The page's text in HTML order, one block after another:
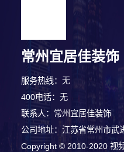
常州宜居佳装饰
服务热线：无
400电话：无
联系人：常州宜居佳装饰
公司地址：江苏省常州市武
Copyright © 2010-2020 视